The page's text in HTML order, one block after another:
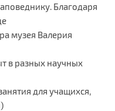
Благодаря
музея Валерия
в разных научных
для учащихся,